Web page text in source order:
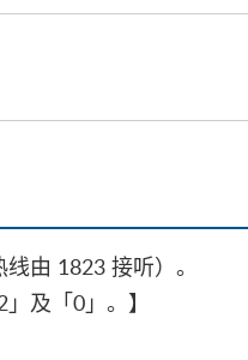
由 1823 接听）。
及「0」。】